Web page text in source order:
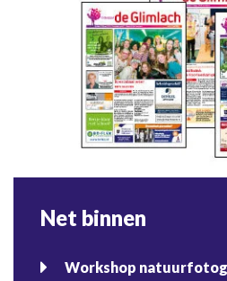
Net binnen
Workshop